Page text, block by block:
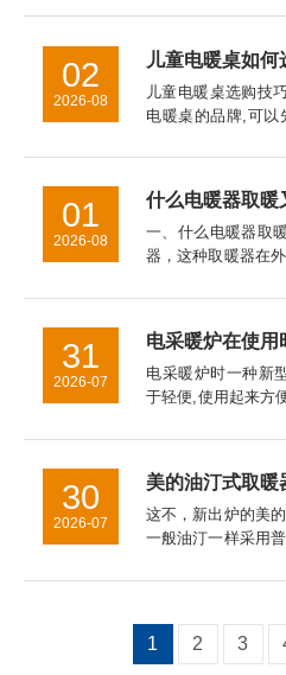
面温度通常控制在
油汀电暖器因热惯性
儿童电暖桌选购技
电暖桌的品牌,可以
选技巧的介绍，希
帮助的。
02
2026-08
一、什么电暖器取
器，这种取暖器在
而使室内温度升高
2、热式取暖器3、
01
2026-08
电采暖炉在使用
电采暖炉时一种新
于轻便,使用起来方
控制散热,使得环境
科学,合理技能环保
31
2026-07
这不，新出炉的美
一般油汀一样采用
坚决不干。在这一
30
2026-07
1 2 3